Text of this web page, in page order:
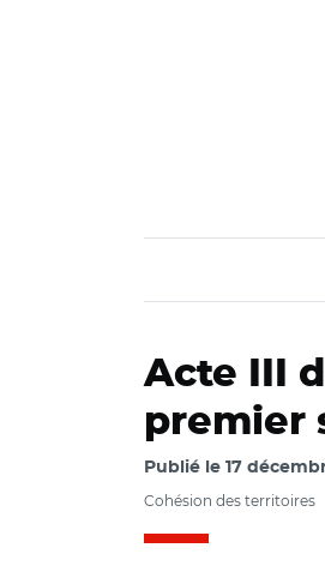
Acte III
premier
Publié le 17
Cohésion des territoires